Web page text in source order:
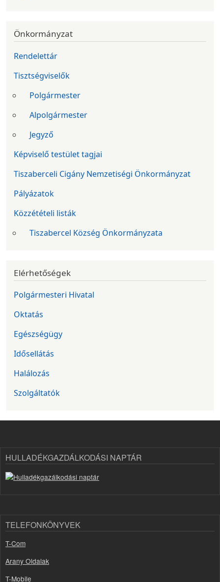
Önkormányzat
Rendelettár
Tisztségviselők
Polgármester
Alpolgármester
Jegyző
Képviselő testület tagjai
Tiszaberceli Cigány Nemzetiségi Önkormányzat
Pályázatok
Közzétételi listák
Tiszabercel Község Önkormányzata
Elérhetőségek
Polgármesteri Hivatal
Oktatás
Egészségügy
Idősellátás
Halálozás
Szolgáltatók
HULLADÉKGAZDÁLKODÁSI NAPTÁR
TELEFONKÖNYVEK
T-Com
Arany Oldalak
T-Mobile